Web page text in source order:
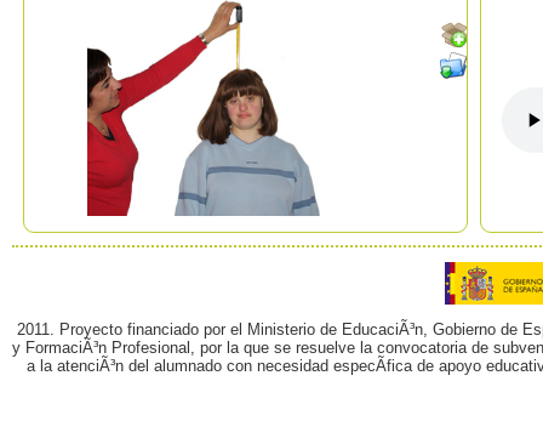
2011. Proyecto financiado por el Ministerio de EducaciÃ³n, Gobierno de
y FormaciÃ³n Profesional, por la que se resuelve la convocatoria de
a la atenciÃ³n del alumnado con necesidad especÃ­fica de apoyo